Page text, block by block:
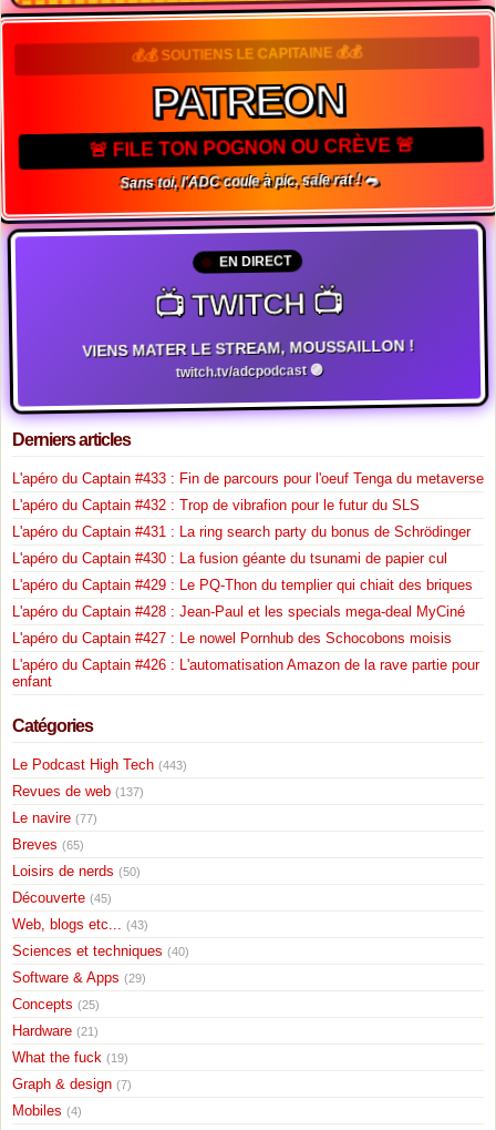
💰💰 SOUTIENS LE CAPITAINE 💰💰
PATREON
🚨 FILE TON POGNON OU CRÈVE 🚨
Sans toi, l'ADC coule à pic, sale rat ! 🐀
EN DIRECT
📺 TWITCH 📺
VIENS MATER LE STREAM, MOUSSAILLON !
twitch.tv/adcpodcast 🟣
Derniers articles
L'apéro du Captain #433 : Fin de parcours pour l'oeuf Tenga du metaverse
L'apéro du Captain #432 : Trop de vibrafion pour le futur du SLS
L'apéro du Captain #431 : La ring search party du bonus de Schrödinger
L'apéro du Captain #430 : La fusion géante du tsunami de papier cul
L'apéro du Captain #429 : Le PQ-Thon du templier qui chiait des briques
L'apéro du Captain #428 : Jean-Paul et les specials mega-deal MyCiné
L'apéro du Captain #427 : Le nowel Pornhub des Schocobons moisis
L'apéro du Captain #426 : L'automatisation Amazon de la rave partie pour
enfant
Catégories
Le Podcast High Tech (443)
Revues de web (137)
Le navire (77)
Breves (65)
Loisirs de nerds (50)
Découverte (45)
Web, blogs etc... (43)
Sciences et techniques (40)
Software & Apps (29)
Concepts (25)
Hardware (21)
What the fuck (19)
Graph & design (7)
Mobiles (4)